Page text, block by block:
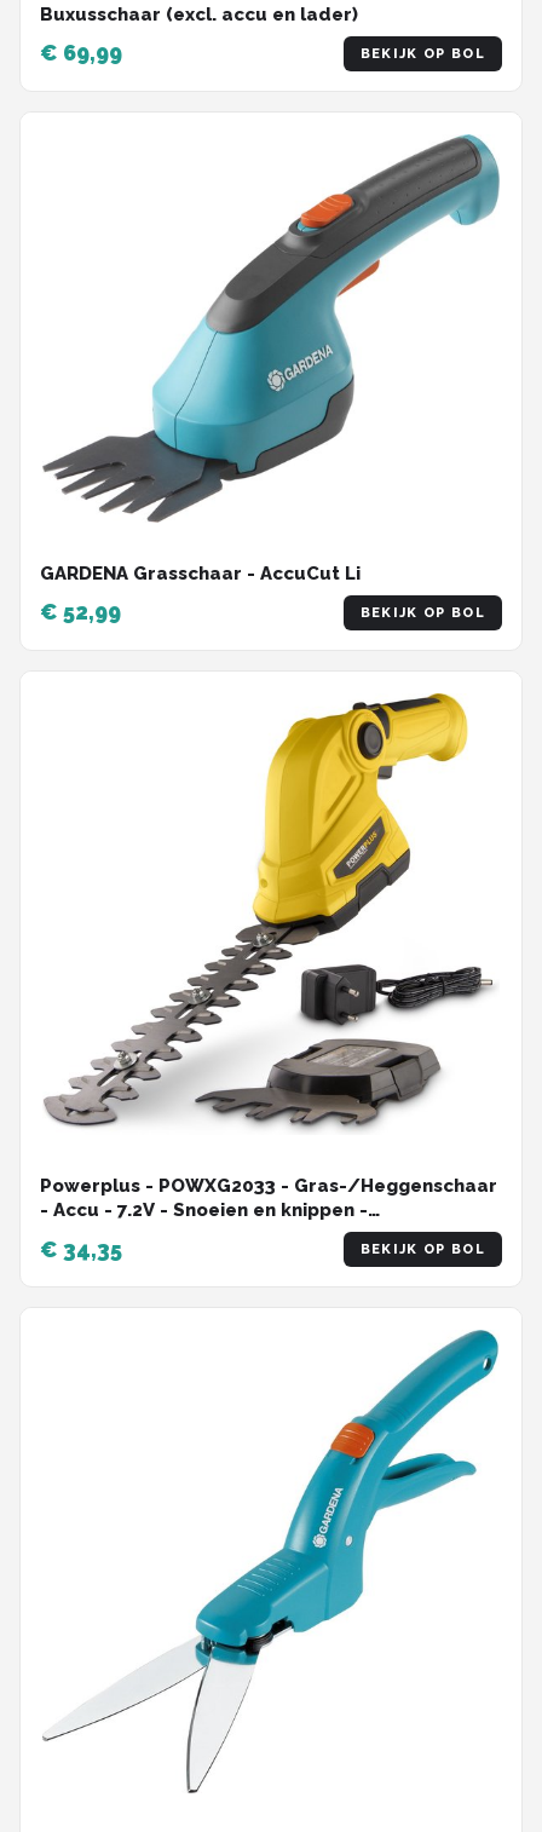
Buxusschaar (excl. accu en lader)
€ 69,99 BEKIJK OP BOL
GARDENA Grasschaar - AccuCut Li
€ 52,99 BEKIJK OP BOL
Powerplus - POWXG2033 - Gras-/Heggenschaar
- Accu - 7.2V - Snoeien en knippen -
Zwaardlengte: 100/180mm - Mesafstand: 8mm -
Incl. 1,5Ah accu en lader - Haagschaar voor
tuinonderhoud
€ 34,35 BEKIJK OP BOL